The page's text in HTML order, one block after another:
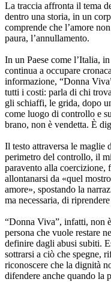
La traccia affronta il tema
dentro una storia, in un
comprende che l’amore
paura, l’annullamento.
In un Paese come l’Italia,
continua a occupare
informazione, “Donna
tutti i costi: parla di chi
gli schiaffi, le grida, dopo
come luogo di controllo e
brano, non è vendetta. È
Il testo attraversa le maglie
perimetro del controllo, il
paravento alla coercizione,
allontanarsi da «quel
amore», spostando la
ma necessaria, di
“Donna Viva”, infatti, non
persona che vuole restare
definire dagli abusi subiti.
sottrarsi a ciò che spegne,
riconoscere che la dignità
difendere anche quando la